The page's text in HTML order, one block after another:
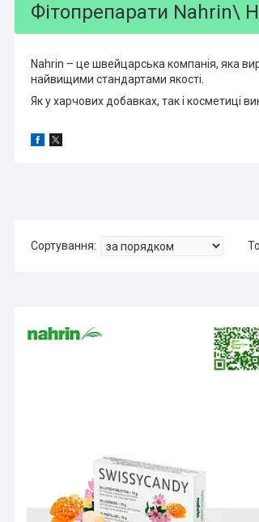
Фітопрепарати Nahrin\
Nahrin – це швейцарська компанія, яка
найвищими стандартами якості.
Як у харчових добавках, так і косметиці